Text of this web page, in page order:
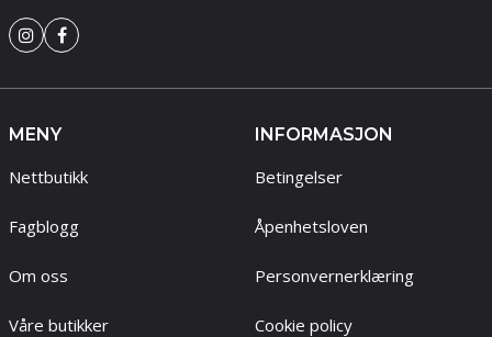
MENY
Nettbutikk
Fagblogg
Om oss
Våre butikker
INFORMASJON
Betingelser
Åpenhetsloven
Personvernerklæring
Cookie policy